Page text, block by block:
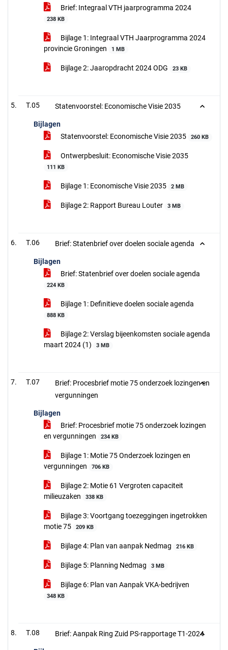
Brief: Integraal VTH jaarprogramma 2024
238 KB
Bijlage 1: Integraal VTH Jaarprogramma 2024
provincie Groningen
1 MB
Bijlage 2: Jaaropdracht 2024 ODG 23 KB
T.05 Statenvoorstel: Economische Visie 2035
Bijlagen
Statenvoorstel: Economische Visie 2035
260 KB
Ontwerpbesluit: Economische Visie 2035
111 KB
Bijlage 1: Economische Visie 2035 2 MB
Bijlage 2: Rapport Bureau Louter 3 MB
T.06 Brief: Statenbrief over doelen sociale agenda
Bijlagen
Brief: Statenbrief over doelen sociale agenda
224 KB
Bijlage 1: Definitieve doelen sociale agenda
888 KB
Bijlage 2: Verslag bijeenkomsten sociale agenda
maart 2024 (1)
3 MB
T.07
Brief: Procesbrief motie 75 onderzoek lozingen en
vergunningen
Bijlagen
Brief: Procesbrief motie 75 onderzoek lozingen
en vergunningen
234 KB
Bijlage 1: Motie 75 Onderzoek lozingen en
vergunningen
706 KB
Bijlage 2: Motie 61 Vergroten capaciteit
milieuzaken
338 KB
Bijlage 3: Voortgang toezeggingen ingetrokken
motie 75
209 KB
Bijlage 4: Plan van aanpak Nedmag 216 KB
Bijlage 5: Planning Nedmag 3 MB
Bijlage 6: Plan van Aanpak VKA-bedrijven
348 KB
T.08 Brief: Aanpak Ring Zuid PS-rapportage T1-2024